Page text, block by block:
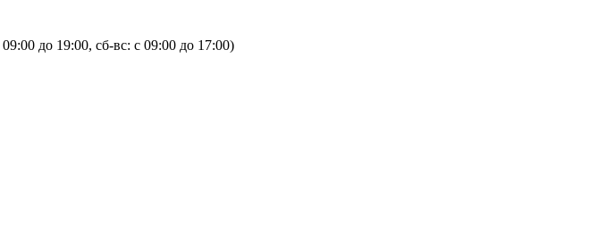
09:00 до 19:00, сб-вс: с 09:00 до 17:00)